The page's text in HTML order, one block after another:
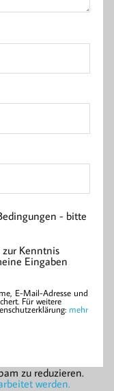
- bitte
zur Kenntnis
Eingaben
E-Mail-Adresse und
Für weitere
mehr
zu reduzieren.
werden.